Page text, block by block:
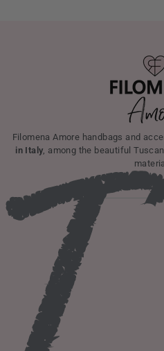
Filomena Amore handbags and
in Italy , among the beautiful